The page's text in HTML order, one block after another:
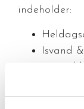
indeholder:
Isvand